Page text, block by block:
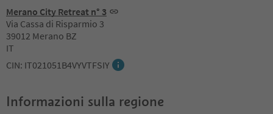
Merano City Retreat n° 3
Via Cassa di Risparmio 3
39012 Merano BZ
IT
CIN: IT021051B4VYVTFSIY
Informazioni sulla regione